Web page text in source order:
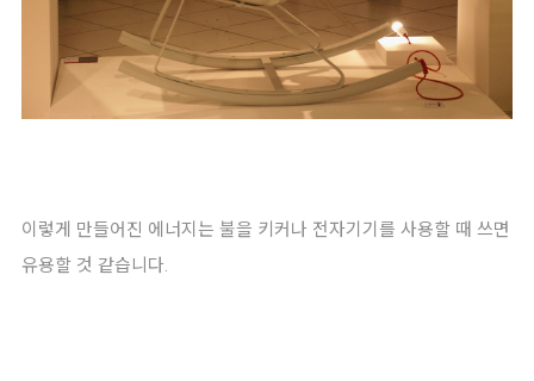
이렇게 만들어진 에너지는 불을 키커나 전자기기를 사용할 때 쓰면
유용할 것 같습니다.